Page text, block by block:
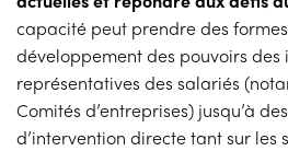
capacité peut prendre des
développement des pouvoirs des
représentatives des salariés
Comités d’entreprises) jusqu’à
d’intervention directe tant sur les